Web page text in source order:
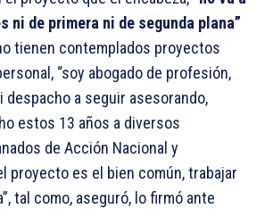
ni de primera ni de segunda plana”
tienen contemplados proyectos
“soy abogado de profesión,
despacho a seguir asesorando,
estos 13 años a diversos
de Acción Nacional y
proyecto es el bien común, trabajar
tal como, aseguró, lo firmó ante